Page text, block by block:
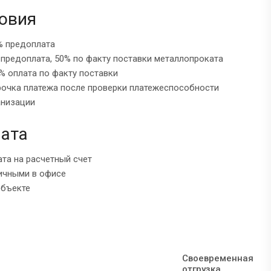
предоплата
50% по факту поставки металлопроката
оплата по факту поставки
платежа после проверки платежеспособности
на расчетный счет
в офисе
Своевременная